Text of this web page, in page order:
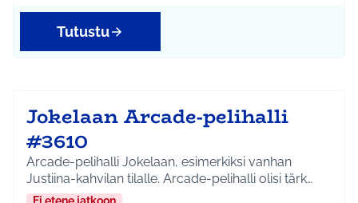
Tutustu
Jokelaan Arcade-pelihalli
#3610
Arcade-pelihalli Jokelaan, esimerkiksi vanhan
Justiina-kahvilan tilalle. Arcade-pelihalli olisi tärk…